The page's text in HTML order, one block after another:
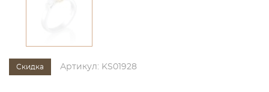
Скидка Артикул: KS01928